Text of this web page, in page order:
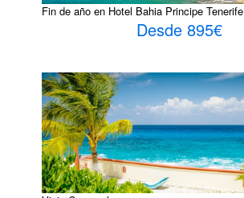
Fin de año en Hotel Bahia Principe Tenerife
Desde 895€